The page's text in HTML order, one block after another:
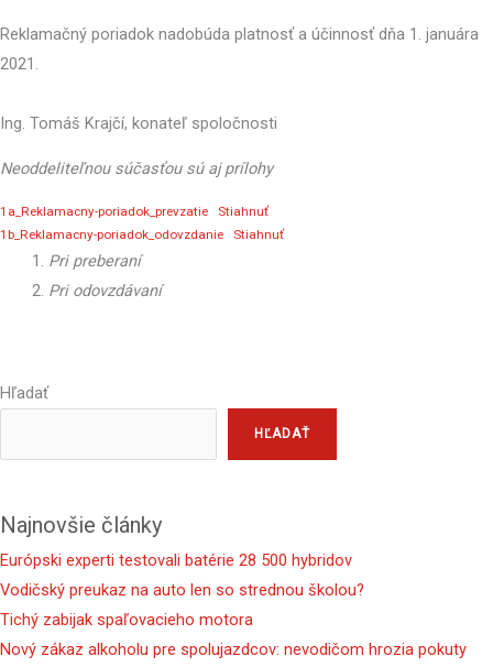
Reklamačný poriadok nadobúda platnosť a účinnosť dňa 1. januára
2021.
Ing. Tomáš Krajčí, konateľ spoločnosti
Neoddeliteľnou súčasťou sú aj prílohy
1a_Reklamacny-poriadok_prevzatie
Stiahnuť
1b_Reklamacny-poriadok_odovzdanie
Stiahnuť
Pri preberaní
Pri odovzdávaní
Hľadať
HĽADAŤ
Najnovšie články
Európski experti testovali batérie 28 500 hybridov
Vodičský preukaz na auto len so strednou školou?
Tichý zabijak spaľovacieho motora
Nový zákaz alkoholu pre spolujazdcov: nevodičom hrozia pokuty